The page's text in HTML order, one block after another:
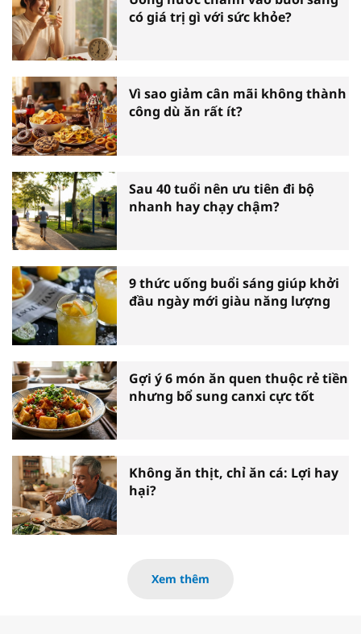
có giá trị gì với sức khỏe?
Vì sao giảm cân mãi không thành
công dù ăn rất ít?
Sau 40 tuổi nên ưu tiên đi bộ
nhanh hay chạy chậm?
9 thức uống buổi sáng giúp khởi
đầu ngày mới giàu năng lượng
Gợi ý 6 món ăn quen thuộc rẻ tiền
nhưng bổ sung canxi cực tốt
Không ăn thịt, chỉ ăn cá: Lợi hay
hại?
Xem thêm